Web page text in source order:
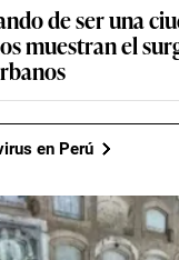
de ser una
muestran el
en Perú